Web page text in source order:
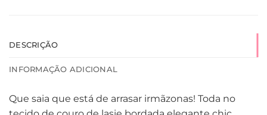
DESCRIÇÃO
INFORMAÇÃO ADICIONAL
Que saia que está de arrasar irmãzonas! Toda no